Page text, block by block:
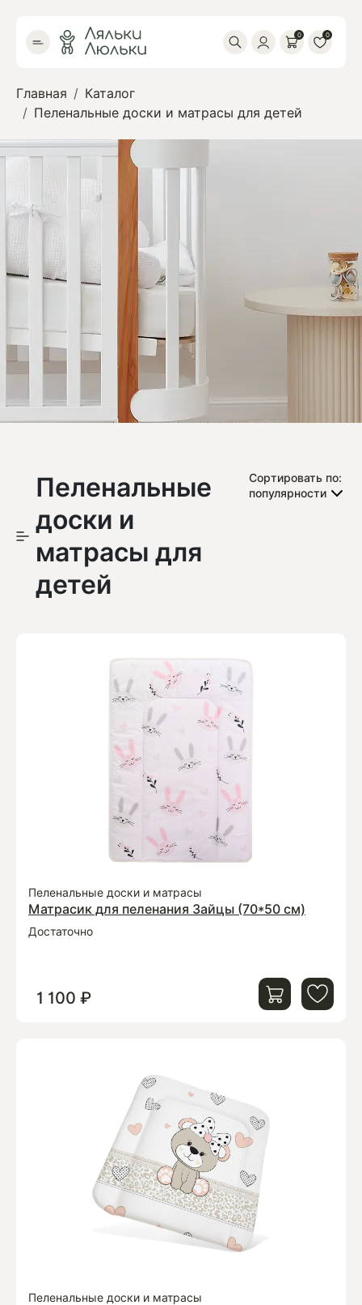
0 0
Главная
Каталог
Пеленальные доски и матрасы для детей
Пеленальные
доски и
матрасы для
детей
Сортировать по:
популярности
Пеленальные доски и матрасы
Матрасик для пеленания Зайцы (70*50 см)
Достаточно
1 100 ₽
Пеленальные доски и матрасы